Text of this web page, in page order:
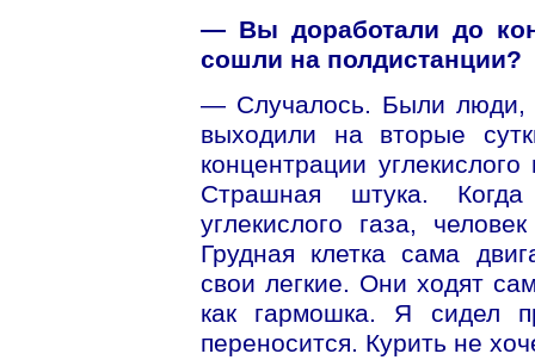
— Вы доработали до
сошли на полдистанции?
— Случалось. Были люди,
выходили на вторые
концентрации
Страшная штука.
углекислого газа,
Грудная клетка сама
свои легкие. Они ходят
как гармошка. Я сидел
переносится. Курить не